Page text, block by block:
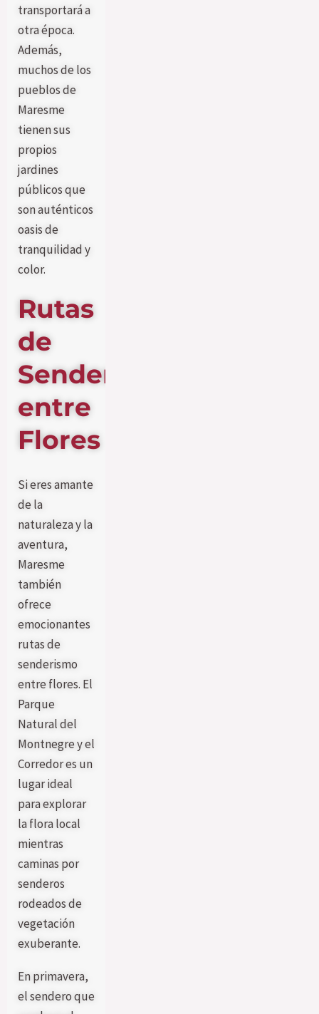
transportará a
otra época.
Además,
muchos de los
pueblos de
Maresme
tienen sus
propios
jardines
públicos que
son auténticos
oasis de
tranquilidad y
color.
Rutas
de
Senderismo
entre
Flores
Si eres amante
de la
naturaleza y la
aventura,
Maresme
también
ofrece
emocionantes
rutas de
senderismo
entre flores. El
Parque
Natural del
Montnegre y el
Corredor es un
lugar ideal
para explorar
la flora local
mientras
caminas por
senderos
rodeados de
vegetación
exuberante.
En primavera,
el sendero que